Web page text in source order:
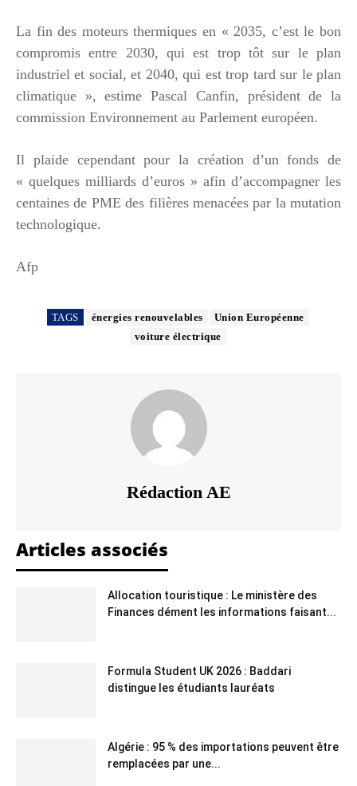
La fin des moteurs thermiques en « 2035, c’est le bon
compromis entre 2030, qui est trop tôt sur le plan
industriel et social, et 2040, qui est trop tard sur le plan
climatique », estime Pascal Canfin, président de la
commission Environnement au Parlement européen.
Il plaide cependant pour la création d’un fonds de
« quelques milliards d’euros » afin d’accompagner les
centaines de PME des filières menacées par la mutation
technologique.
Afp
TAGS énergies renouvelables
Union Européenne
voiture électrique
Rédaction AE
Articles associés
Allocation touristique : Le ministère des
Finances dément les informations faisant...
Formula Student UK 2026 : Baddari
distingue les étudiants lauréats
Algérie : 95 % des importations peuvent être
remplacées par une...